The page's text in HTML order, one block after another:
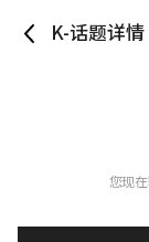
K-话题详情
您现